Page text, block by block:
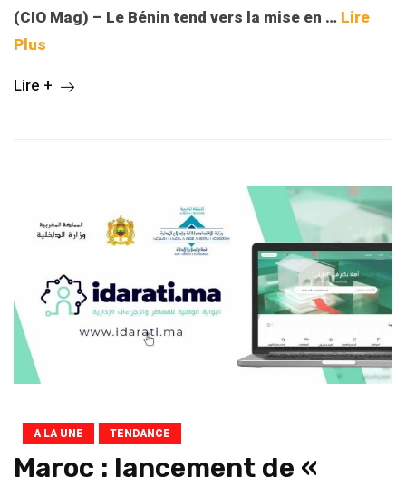
(CIO Mag) – Le Bénin tend vers la mise en … Lire
Plus
Lire +
A LA UNE TENDANCE
Maroc : lancement de «